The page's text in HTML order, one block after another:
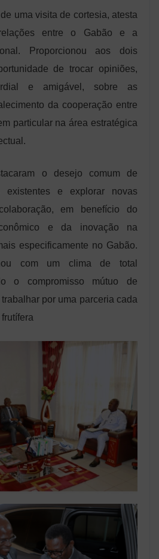
uma visita de cortesia, atesta
entre o Gabão e a
Proporcionou aos dois
de trocar opiniões,
e amigável, sobre as
da cooperação entre
particular na área estratégica
o desejo comum de
existentes e explorar novas
em benefício do
e da inovação na
especificamente no Gabão.
com um clima de total
o compromisso mútuo de
por uma parceria cada